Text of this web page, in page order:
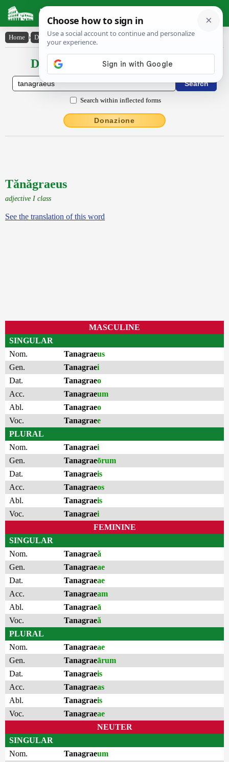
Latin Dictionary
Home › Declensions / Conjugations › Tănăgraeus
Declensions / Conjugations latin
Search within inflected forms
Donazione
Tănăgraeus
adjective I class
See the translation of this word
MASCULINE
SINGULAR
Nom.
Tanagraeus
Gen.
Tanagraei
Dat.
Tanagraeo
Acc.
Tanagraeum
Abl.
Tanagraeo
Voc.
Tanagraee
PLURAL
Nom.
Tanagraei
Gen.
Tanagraeōrum
Dat.
Tanagraeis
Acc.
Tanagraeos
Abl.
Tanagraeis
Voc.
Tanagraei
FEMININE
SINGULAR
Nom.
Tanagraeă
Gen.
Tanagraeae
Dat.
Tanagraeae
Acc.
Tanagraeam
Abl.
Tanagraeā
Voc.
Tanagraeă
PLURAL
Nom.
Tanagraeae
Gen.
Tanagraeārum
Dat.
Tanagraeis
Acc.
Tanagraeas
Abl.
Tanagraeis
Voc.
Tanagraeae
NEUTER
SINGULAR
Nom.
Tanagraeum